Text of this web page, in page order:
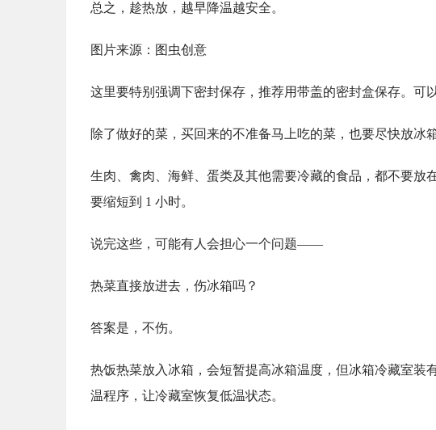
总之，趁热放，越早降温越安全。
图片来源：图虫创意
这里要特别强调下密封保存，推荐用带盖的密封盒保存。可
除了做好的菜，买回来的不准备马上吃的菜，也要尽快放冰
生肉、禽肉、海鲜、蛋类及其他需要冷藏的食品，都不要
要缩短到 1 小时。
说完这些，可能有人会担心一个问题——
热菜直接放进去，伤冰箱吗？
答案是，不伤。
热饭热菜放入冰箱，会短暂提高冰箱温度，但冰箱冷藏室装
温程序，让冷藏室恢复低温状态。